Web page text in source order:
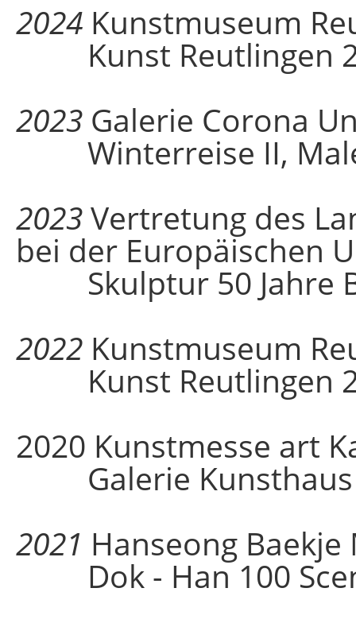
2024Kunstmuseum
Kunst Reutlingen
2023Galerie Corona
Winterreise II,
2023Vertretung des
bei der Europäischen
Skulptur 50 Jahre
2022Kunstmuseum
Kunst Reutlingen
2020 Kunstmesse art
Galerie Kunsthaus
2021 Hanseong
Dok - Han 100